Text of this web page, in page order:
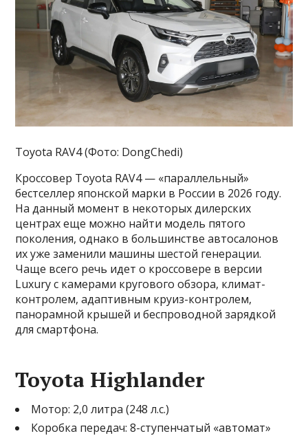
Toyota RAV4 (Фото: DongChedi)
Кроссовер Toyota RAV4 — «параллельный»
бестселлер японской марки в России в 2026 году.
На данный момент в некоторых дилерских
центрах еще можно найти модель пятого
поколения, однако в большинстве автосалонов
их уже заменили машины шестой генерации.
Чаще всего речь идет о кроссовере в версии
Luxury с камерами кругового обзора, климат-
контролем, адаптивным круиз-контролем,
панорамной крышей и беспроводной зарядкой
для смартфона.
Toyota Highlander
Мотор: 2,0 литра (248 л.с.)
Коробка передач: 8-ступенчатый «автомат»